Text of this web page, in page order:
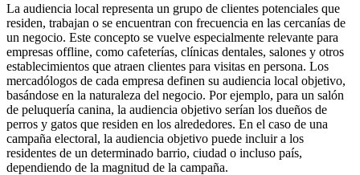
La audiencia local representa un grupo de clientes potenciales que
residen, trabajan o se encuentran con frecuencia en las cercanías de
un negocio. Este concepto se vuelve especialmente relevante para
empresas offline, como cafeterías, clínicas dentales, salones y otros
establecimientos que atraen clientes para visitas en persona. Los
mercadólogos de cada empresa definen su audiencia local objetivo,
basándose en la naturaleza del negocio. Por ejemplo, para un salón
de peluquería canina, la audiencia objetivo serían los dueños de
perros y gatos que residen en los alrededores. En el caso de una
campaña electoral, la audiencia objetivo puede incluir a los
residentes de un determinado barrio, ciudad o incluso país,
dependiendo de la magnitud de la campaña.